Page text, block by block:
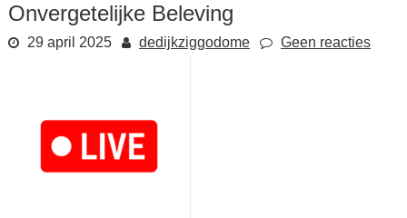
Onvergetelijke Beleving
29 april 2025 dedijkziggodome Geen reacties